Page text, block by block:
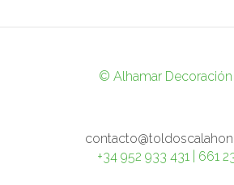
© Alhamar Decoración
+34 952 933 431 | 661